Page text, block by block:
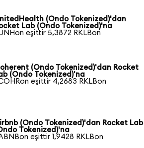
(Ondo Tokenized)'dan
Lab (Ondo Tokenized)'na
eşittir 5,3872 RKLBon
(Ondo Tokenized)'dan Rocket
(Ondo Tokenized)'na
eşittir 4,2683 RKLBon
(Ondo Tokenized)'dan Rocket Lab
Tokenized)'na
eşittir 1,9428 RKLBon